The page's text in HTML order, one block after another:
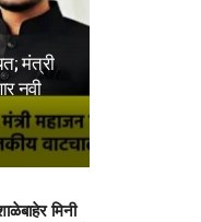
मंत्री
नवी
मिनी